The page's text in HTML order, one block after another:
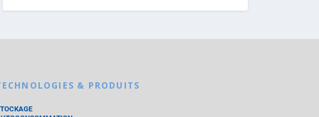
& PRODUITS